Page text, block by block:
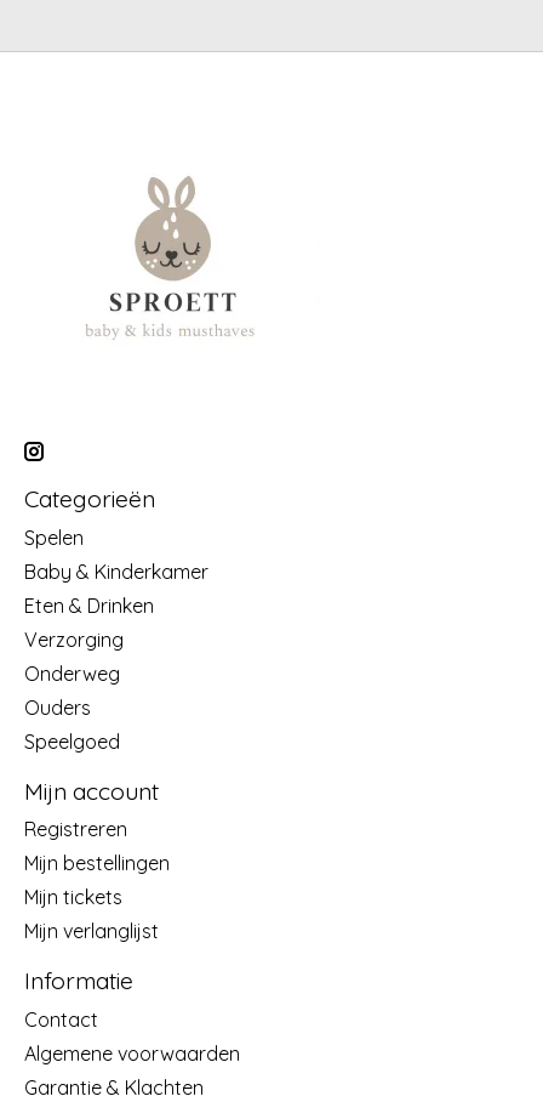
Categorieën
Spelen
Baby & Kinderkamer
Eten & Drinken
Verzorging
Onderweg
Ouders
Speelgoed
Mijn account
Registreren
Mijn bestellingen
Mijn tickets
Mijn verlanglijst
Informatie
Contact
Algemene voorwaarden
Garantie & Klachten